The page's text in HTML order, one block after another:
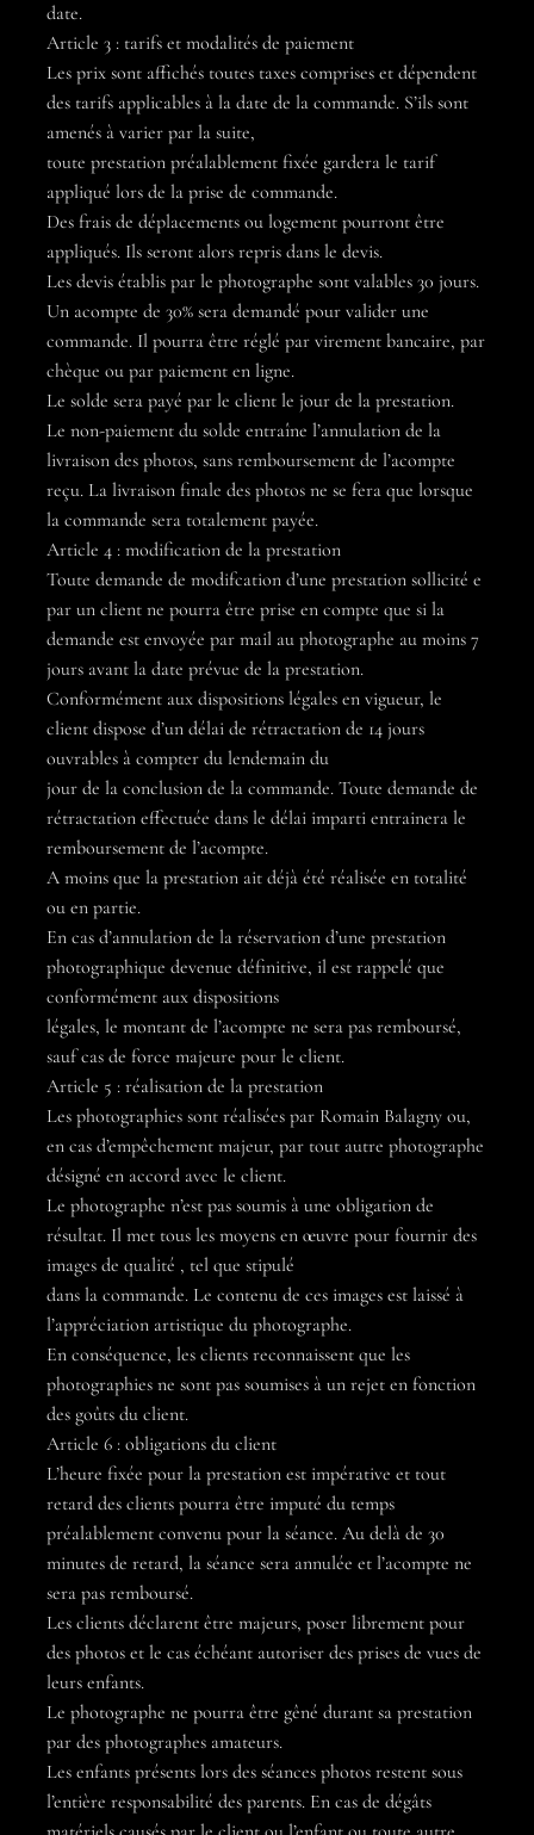
date.
Article 3 : tarifs et modalités de paiement
Les prix sont affichés toutes taxes comprises et dépendent
des tarifs applicables à la date de la commande. S’ils sont
amenés à varier par la suite,
toute prestation préalablement fixée gardera le tarif
appliqué lors de la prise de commande.
Des frais de déplacements ou logement pourront être
appliqués. Ils seront alors repris dans le devis.
Les devis établis par le photographe sont valables 30 jours.
Un acompte de 30% sera demandé pour valider une
commande. Il pourra être réglé par virement bancaire, par
chèque ou par paiement en ligne.
Le solde sera payé par le client le jour de la prestation.
Le non-paiement du solde entraîne l’annulation de la
livraison des photos, sans remboursement de l’acompte
reçu. La livraison finale des photos ne se fera que lorsque
la commande sera totalement payée.
Article 4 : modification de la prestation
Toute demande de modifcation d’une prestation sollicité e
par un client ne pourra être prise en compte que si la
demande est envoyée par mail au photographe au moins 7
jours avant la date prévue de la prestation.
Conformément aux dispositions légales en vigueur, le
client dispose d’un délai de rétractation de 14 jours
ouvrables à compter du lendemain du
jour de la conclusion de la commande. Toute demande de
rétractation effectuée dans le délai imparti entrainera le
remboursement de l’acompte.
A moins que la prestation ait déjà été réalisée en totalité
ou en partie.
En cas d’annulation de la réservation d’une prestation
photographique devenue définitive, il est rappelé que
conformément aux dispositions
légales, le montant de l’acompte ne sera pas remboursé,
sauf cas de force majeure pour le client.
Article 5 : réalisation de la prestation
Les photographies sont réalisées par Romain Balagny ou,
en cas d’empêchement majeur, par tout autre photographe
désigné en accord avec le client.
Le photographe n’est pas soumis à une obligation de
résultat. Il met tous les moyens en œuvre pour fournir des
images de qualité , tel que stipulé
dans la commande. Le contenu de ces images est laissé à
l’appréciation artistique du photographe.
En conséquence, les clients reconnaissent que les
photographies ne sont pas soumises à un rejet en fonction
des goûts du client.
Article 6 : obligations du client
L’heure fixée pour la prestation est impérative et tout
retard des clients pourra être imputé du temps
préalablement convenu pour la séance. Au delà de 30
minutes de retard, la séance sera annulée et l’acompte ne
sera pas remboursé.
Les clients déclarent être majeurs, poser librement pour
des photos et le cas échéant autoriser des prises de vues de
leurs enfants.
Le photographe ne pourra être gêné durant sa prestation
par des photographes amateurs.
Les enfants présents lors des séances photos restent sous
l’entière responsabilité des parents. En cas de dégâts